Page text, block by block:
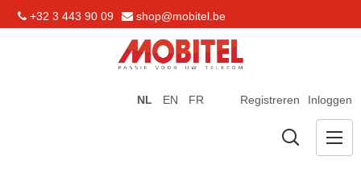
+32 3 443 90 09 shop@mobitel.be
Registreren Inloggen
NL EN FR